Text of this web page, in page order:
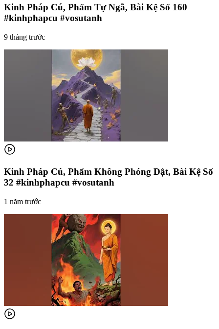
Kinh Pháp Cú, Phẩm Tự Ngã, Bài Kệ Số 160
#kinhphapcu #vosutanh
9 tháng trước
Kinh Pháp Cú, Phẩm Không Phóng Dật, Bài Kệ Số
32 #kinhphapcu #vosutanh
1 năm trước